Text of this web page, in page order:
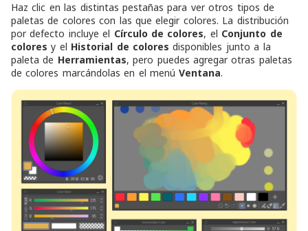
Haz clic en las distintas pestañas para ver otros tipos de
paletas de colores con las que elegir colores. La distribución
por defecto incluye el Círculo de colores, el Conjunto de
colores y el Historial de colores disponibles junto a la
paleta de Herramientas, pero puedes agregar otras paletas
de colores marcándolas en el menúVentana.